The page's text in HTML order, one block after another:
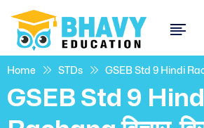
Home STDs GSEB Std 9 Hindi
GSEB Std 9